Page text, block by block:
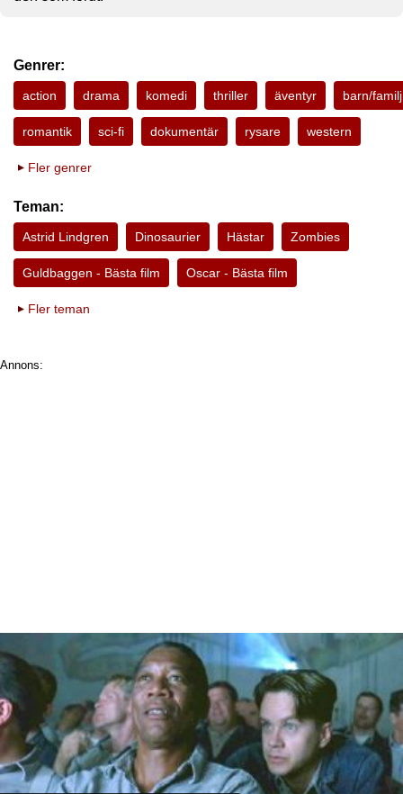
Genrer:
action drama komedi thriller äventyr barn/familj
romantik sci-fi dokumentär rysare western
Fler genrer
Teman:
Astrid Lindgren Dinosaurier Hästar Zombies
Guldbaggen - Bästa film Oscar - Bästa film
Fler teman
Annons: